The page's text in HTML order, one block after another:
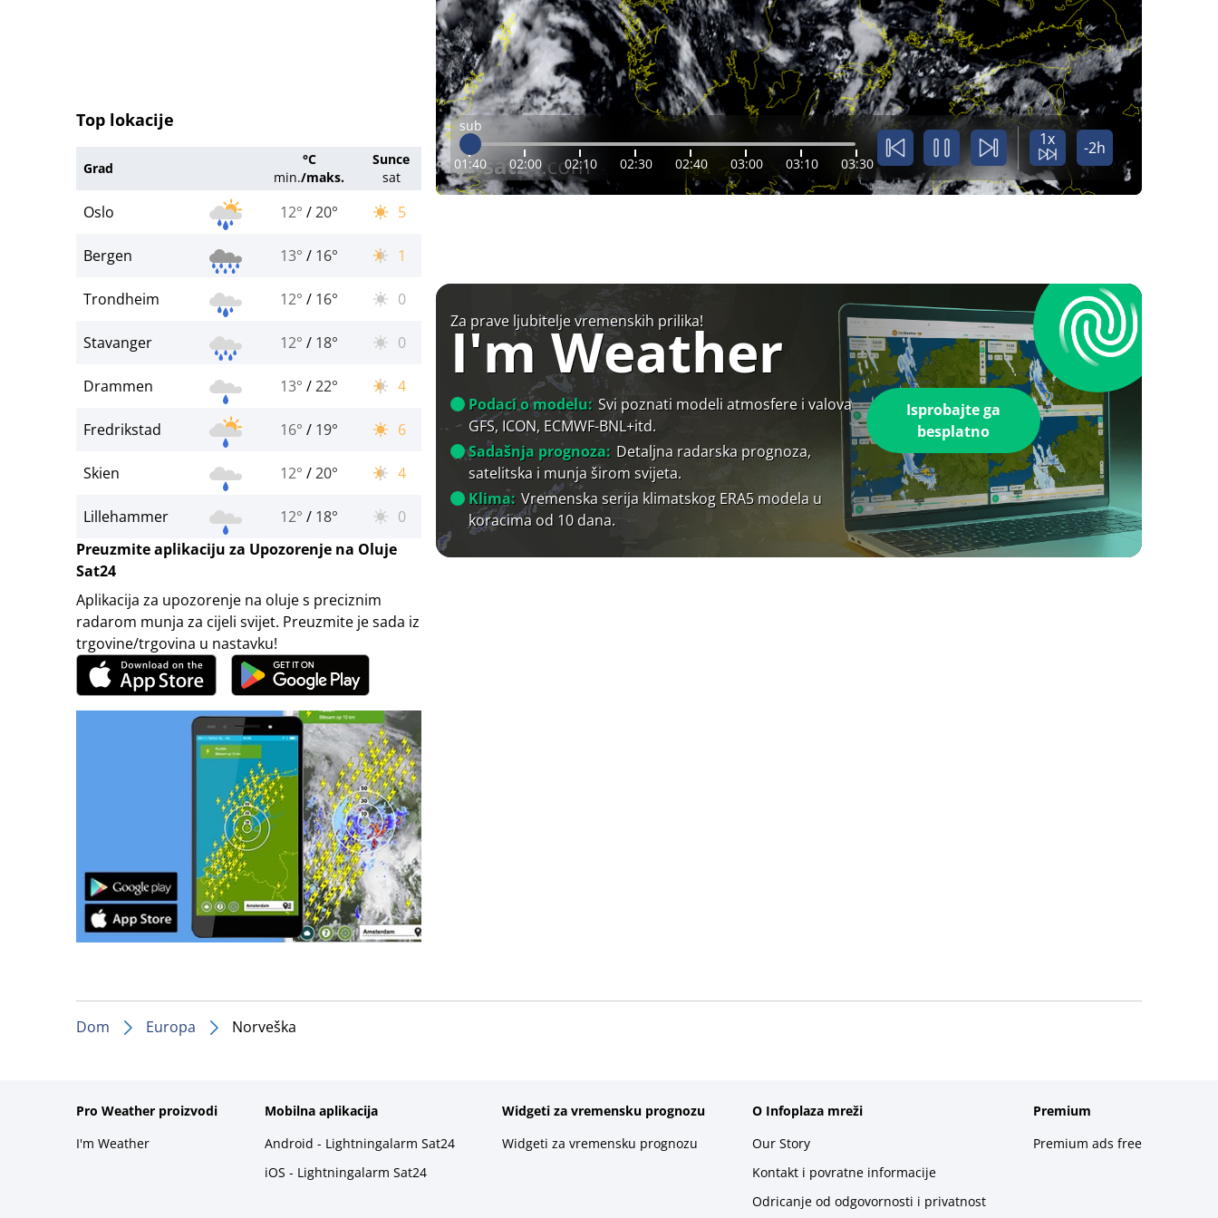
Top lokacije
Grad
°C
min./maks.
Sunce
sat
Oslo 12° /20° 5
Bergen 13° / 16° 1
Trondheim 12° / 16° 0
Stavanger 12° / 18° 0
Drammen 13° /22° 4
Fredrikstad 16° / 19° 6
Skien 12° /20° 4
Lillehammer 12° / 18°
0
Preuzmite aplikaciju za Upozorenje na Oluje
Sat24
Aplikacija za upozorenje na oluje s preciznim
radarom munja za cijeli svijet. Preuzmite je sada iz
trgovine/trgovina u nastavku!
sub
01:40 02:00 02:10 02:30 02:40 03:00 03:10 03:30
1x -2h
Za prave ljubitelje vremenskih prilika!
I'm Weather
Podaci o modelu: Svi poznati modeli atmosfere i valova
GFS, ICON, ECMWF-BNL+itd.
Sadašnja prognoza: Detaljna radarska prognoza,
satelitska i munja širom svijeta.
Klima: Vremenska serija klimatskog ERA5 modela u
koracima od 10 dana.
Isprobajte ga
besplatno
Dom Europa Norveška
Pro Weather proizvodi
I'm Weather
Mobilna aplikacija
Android - Lightningalarm Sat24
iOS - Lightningalarm Sat24
Widgeti za vremensku prognozu
Widgeti za vremensku prognozu
O Infoplaza mreži
Our Story
Kontakt i povratne informacije
Odricanje od odgovornosti i privatnost
Premium
Premium ads free